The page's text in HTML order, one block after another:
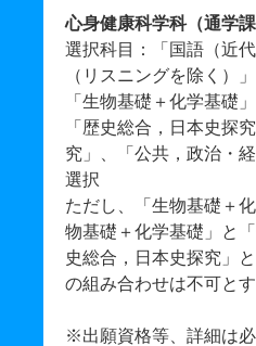
心身健康科学科（通学課
選択科目：「国語（近
（リスニングを除く）
「生物基礎＋化学基礎
「歴史総合，日本史探
究」、「公共，政治・
選択
ただし、「生物基礎＋
物基礎＋化学基礎」と
史総合，日本史探究」
の組み合わせは不可と
※出願資格等、詳細は